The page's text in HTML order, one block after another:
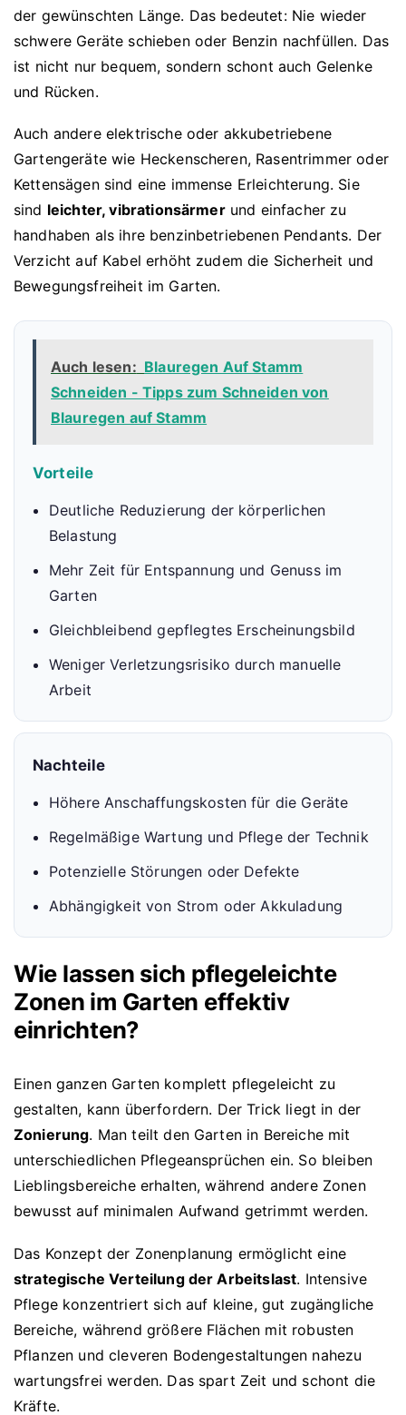
der gewünschten Länge. Das bedeutet: Nie wieder
schwere Geräte schieben oder Benzin nachfüllen. Das
ist nicht nur bequem, sondern schont auch Gelenke
und Rücken.
Auch andere elektrische oder akkubetriebene
Gartengeräte wie Heckenscheren, Rasentrimmer oder
Kettensägen sind eine immense Erleichterung. Sie
sind leichter, vibrationsärmerund einfacher zu
handhaben als ihre benzinbetriebenen Pendants. Der
Verzicht auf Kabel erhöht zudem die Sicherheit und
Bewegungsfreiheit im Garten.
Auch lesen: Blauregen Auf Stamm
Schneiden - Tipps zum Schneiden von
Blauregen auf Stamm
Vorteile
Deutliche Reduzierung der körperlichen
Belastung
Mehr Zeit für Entspannung und Genuss im
Garten
Gleichbleibend gepflegtes Erscheinungsbild
Weniger Verletzungsrisiko durch manuelle
Arbeit
Nachteile
Höhere Anschaffungskosten für die Geräte
Regelmäßige Wartung und Pflege der Technik
Potenzielle Störungen oder Defekte
Abhängigkeit von Strom oder Akkuladung
Wie lassen sich pflegeleichte
Zonen im Garten effektiv
einrichten?
Einen ganzen Garten komplett pflegeleicht zu
gestalten, kann überfordern. Der Trick liegt in der
Zonierung. Man teilt den Garten in Bereiche mit
unterschiedlichen Pflegeansprüchen ein. So bleiben
Lieblingsbereiche erhalten, während andere Zonen
bewusst auf minimalen Aufwand getrimmt werden.
Das Konzept der Zonenplanung ermöglicht eine
strategische Verteilung der Arbeitslast. Intensive
Pflege konzentriert sich auf kleine, gut zugängliche
Bereiche, während größere Flächen mit robusten
Pflanzen und cleveren Bodengestaltungen nahezu
wartungsfrei werden. Das spart Zeit und schont die
Kräfte.